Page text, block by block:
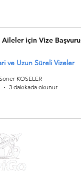
için Vize
ve Uzun Süreli Vizeler
KOSELER
3 dakikada okunur